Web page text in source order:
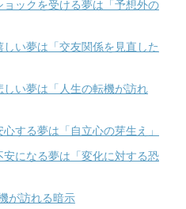
ョックを受ける夢は「予想外の
い夢は「交友関係を見直した
しい夢は「人生の転機が訪れ
する夢は「自立心の芽生え」
安になる夢は「変化に対する恐
が訪れる暗示